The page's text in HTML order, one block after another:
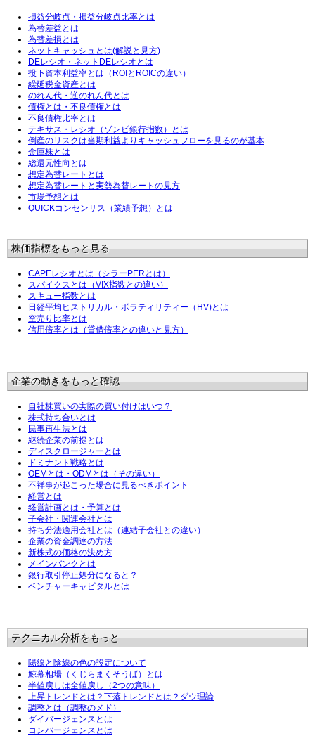
損益分岐点・損益分岐点比率とは
為替差益とは
為替差損とは
ネットキャッシュとは(解説と見方)
DEレシオ・ネットDEレシオとは
投下資本利益率とは（ROIとROICの違い）
繰延税金資産とは
のれん代・逆のれん代とは
債権とは・不良債権とは
不良債権比率とは
テキサス・レシオ（ゾンビ銀行指数）とは
倒産のリスクは当期利益よりキャッシュフローを見るのが基本
金庫株とは
総還元性向とは
想定為替レートとは
想定為替レートと実勢為替レートの見方
市場予想とは
QUICKコンセンサス（業績予想）とは
株価指標をもっと見る
CAPEレシオとは（シラーPERとは）
スパイクスとは（VIX指数との違い）
スキュー指数とは
日経平均ヒストリカル・ボラティリティー（HV)とは
空売り比率とは
信用倍率とは（貸借倍率との違いと見方）
企業の動きをもっと確認
自社株買いの実際の買い付けはいつ？
株式持ち合いとは
民事再生法とは
継続企業の前提とは
ディスクロージャーとは
ドミナント戦略とは
OEMとは・ODMとは（その違い）
不祥事が起こった場合に見るべきポイント
経営とは
経営計画とは・予算とは
子会社・関連会社とは
持ち分法適用会社とは（連結子会社との違い）
企業の資金調達の方法
新株式の価格の決め方
メインバンクとは
銀行取引停止処分になると？
ベンチャーキャピタルとは
テクニカル分析をもっと
陽線と陰線の色の設定について
鯨幕相場（くじらまくそうば）とは
半値戻しは全値戻し（2つの意味）
上昇トレンドとは？下落トレンドとは？ダウ理論
調整とは（調整のメド）
ダイバージェンスとは
コンバージェンスとは